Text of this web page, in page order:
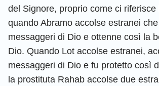
del Signore, proprio come ci riferisce
quando Abramo accolse estranei
messaggeri di Dio e ottenne così la
Dio. Quando Lot accolse estranei,
messaggeri di Dio e fu protetto così
la prostituta Rahab accolse due